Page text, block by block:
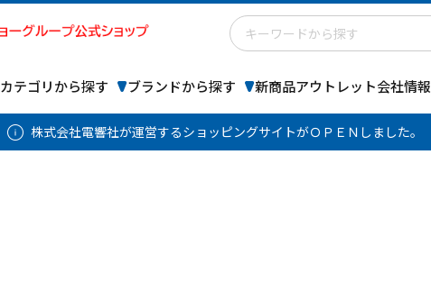
カテゴリから探す ブランドから探す 新商品アウトレット会社情報
株式会社電響社が運営するショッピングサイトがＯＰＥＮしました。